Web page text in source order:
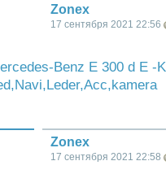
Zonex
17 сентября 2021 22:56
Benz E 300 d E -
Zonex
17 сентября 2021 22:58